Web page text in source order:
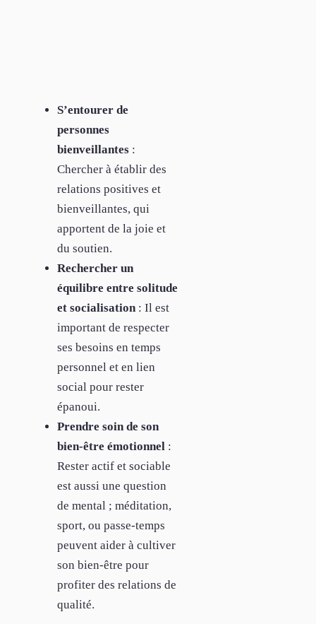
S’entourer de
personnes
bienveillantes :
Chercher à établir des
relations positives et
bienveillantes, qui
apportent de la joie et
du soutien.
Rechercher un
équilibre entre solitude
et socialisation: Il est
important de respecter
ses besoins en temps
personnel et en lien
social pour rester
épanoui.
Prendre soin de son
bien-être émotionnel :
Rester actif et sociable
est aussi une question
de mental ; méditation,
sport, ou passe-temps
peuvent aider à cultiver
son bien-être pour
profiter des relations de
qualité.